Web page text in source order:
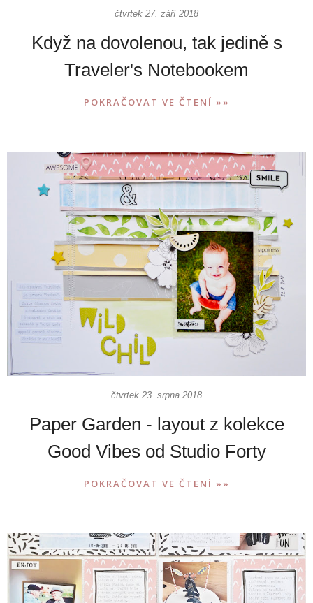
čtvrtek 27. září 2018
Když na dovolenou, tak jedině s
Traveler's Notebookem
POKRAČOVAT VE ČTENÍ »»
čtvrtek 23. srpna 2018
Paper Garden - layout z kolekce
Good Vibes od Studio Forty
POKRAČOVAT VE ČTENÍ »»